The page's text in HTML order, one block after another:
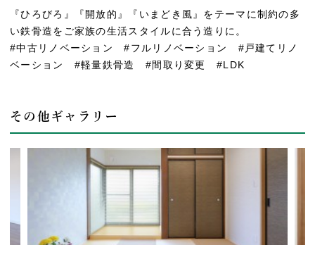
『ひろびろ』『開放的』『いまどき風』をテーマに制約の多
い鉄骨造をご家族の生活スタイルに合う造りに。
#中古リノベーション #フルリノベーション #戸建てリノ
ベーション #軽量鉄骨造 #間取り変更 #LDK
その他ギャラリー